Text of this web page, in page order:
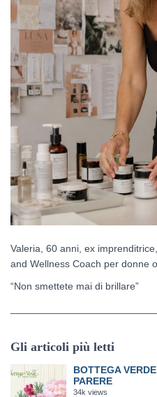
Valeria, 60 anni, ex
and Wellness Coach per donne
“Non smettete mai di brillare”
Gli articoli più letti
BOTTEGA
PARERE
34k views